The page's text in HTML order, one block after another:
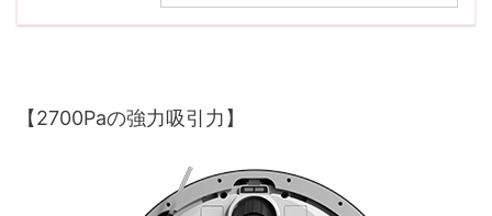
【2700Paの強力吸引力】